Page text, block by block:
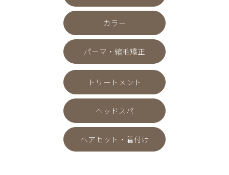
カラー
パーマ・縮毛矯正
トリートメント
ヘッドスパ
ヘアセット・着付け